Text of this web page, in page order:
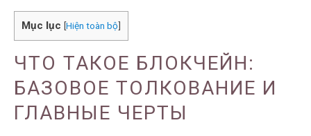
Mục lục [Hiện toàn bộ]
ЧТО ТАКОЕ БЛОКЧЕЙН:
БАЗОВОЕ ТОЛКОВАНИЕ И
ГЛАВНЫЕ ЧЕРТЫ